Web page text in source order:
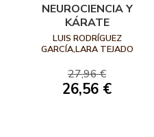
NEUROCIENCIA Y
KÁRATE
LUIS RODRÍGUEZ
GARCÍA,LARA TEJADO
27,96 €
26,56 €